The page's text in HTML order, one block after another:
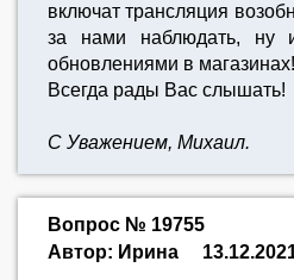
включат трансляция
за нами наблюдать, ну
обновлениями в магазинах!
Всегда рады Вас слышать!
С Уважением, Михаил.
Вопрос № 19755
Автор: Ирина